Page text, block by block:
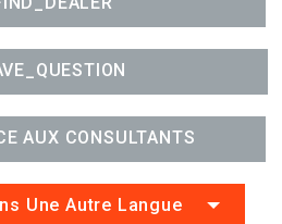
AUX CONSULTANTS
Une Autre Langue